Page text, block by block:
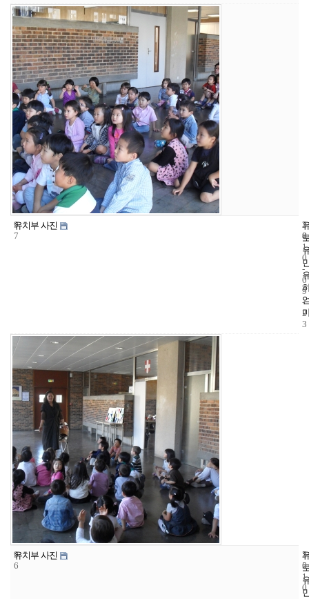
9
7
유치부 사진
3
8
2
0
1
0
-
0
9
-
2
3
9
6
유치부 사진
5
5
2
0
1
0